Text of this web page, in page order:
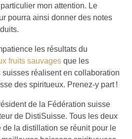
mon attention. Le
pourra ainsi donner des notes
les résultats du
fruits sauvages que les
réalisent en collaboration
des spiritueux. Prenez-y part !
de la Fédération suisse
de DistiSuisse. Tous les deux
de la distillation se réunit pour le